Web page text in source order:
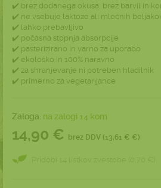
✔️ brez dodanega okusa, brez barvil in
✔️ ne vsebuje laktoze ali mlečnih
✔️ lahko prebavljivo
✔️ počasna stopnja absorpcije
✔️ pasterizirano in varno za uporabo
✔️ ekološko in 100% naravno
✔️ za shranjevanje ni potreben hladilnik
✔️ primerno za vegetarijance
Zaloga: na zalogi 14 kom
14,90 € brez DDV (13,61 € €)